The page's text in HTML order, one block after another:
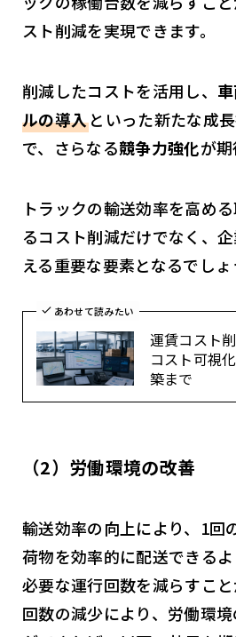
スト削減を実現できます。
削減したコストを活用し、
ルの導入といった新たな成
で、さらなる競争力強化が期
トラックの輸送効率を高め
るコスト削減だけでなく、
える重要な要素となるでしょ
あわせて読みたい
運賃コスト
コスト可視
築まで
（2）労働環境の改善
輸送効率の向上により、1回
荷物を効率的に配送できるよ
必要な運行回数を減らすこ
回数の減少により、労働環